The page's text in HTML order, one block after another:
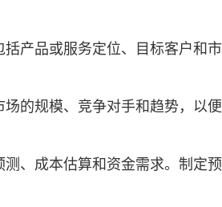
产品或服务定位、目标客户和市
的规模、竞争对手和趋势，以便
、成本估算和资金需求。制定预